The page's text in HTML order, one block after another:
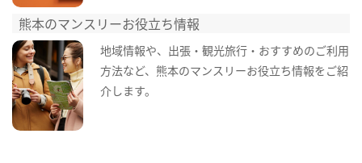
熊本のマンスリーお役立ち情報
地域情報や、出張・観光旅行・おすすめのご利用
方法など、熊本のマンスリーお役立ち情報をご紹
介します。